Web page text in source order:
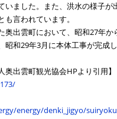
いました。また、洪水の様子
も言われています。
出雲町において、昭和27年か
和29年3月に本体工事が完成し
奥出雲町観光協会HPより引用】
energy/denki_jigyo/